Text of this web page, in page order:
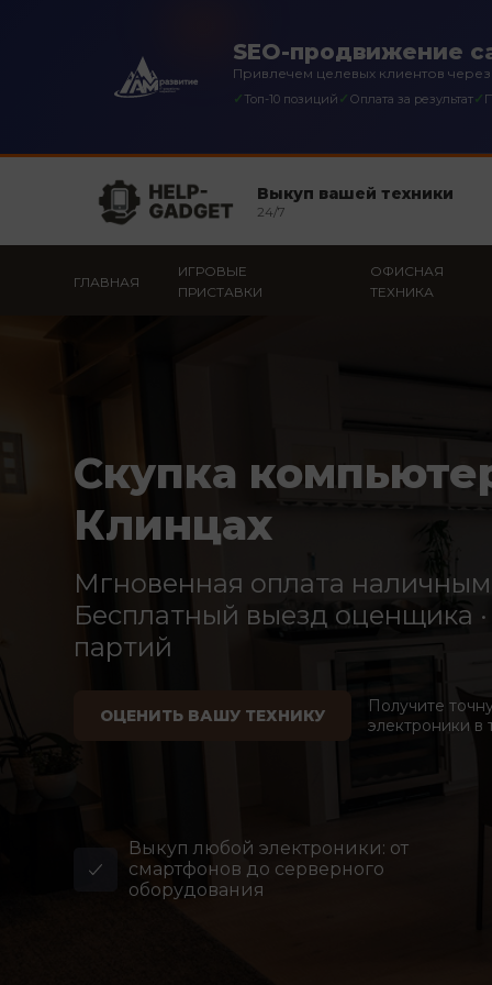
SEO-продвижение
Привлечем целевых клиентов
✓Топ-10 позиций ✓ Оплата за результат✓
Выкуп вашей техники
24/7
ГЛАВНАЯ
ИГРОВЫЕ
ПРИСТАВКИ
ОФИСНАЯ
ТЕХНИКА
Скупка
Клинцах
Мгновенная оплата
Бесплатный выезд оценщика
партий
ОЦЕНИТЬ ВАШУ ТЕХНИКУ
Получите
электроники в
Выкуп любой электроники: от
смартфонов до серверного
оборудования